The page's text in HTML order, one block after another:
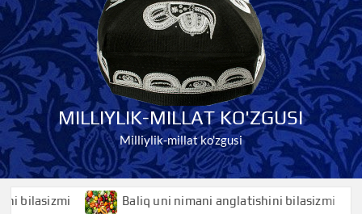
MILLIYLIK-MILLAT KO'ZGUSI
Milliylik-millat ko'zgusi
Baliq uni nimani anglatishini bilasizmi